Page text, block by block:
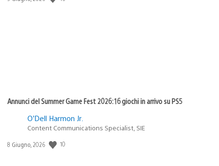
Annunci del Summer Game Fest 2026: 16 giochi in arrivo su PS5
O’Dell Harmon Jr.
Content Communications Specialist, SIE
Data
8 Giugno, 2026 10